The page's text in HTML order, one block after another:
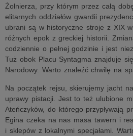
Żołnierza, przy którym przez całą
elitarnych oddziałów gwardii
ubrani są w historyczne stroje z XIX
różnych epok z greckiej historii.
codziennie o pełnej godzinie i jest
Tuż obok Placu Syntagma znajduje
Narodowy. Warto znaleźć chwilę na
Na początek rejsu, skierujemy jacht na
uprawy pistacji. Jest to też ulubione
Ateńczyków, do którego przypływają
Egina czeka na nas masa tawern i
i sklepów z lokalnymi specjałami.